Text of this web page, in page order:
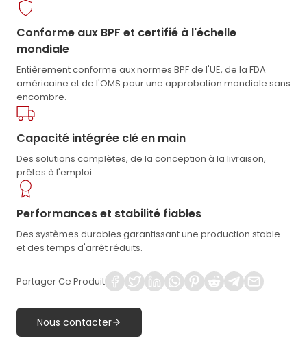
Conforme aux BPF et certifié à l'échelle
mondiale
Entièrement conforme aux normes BPF de l'UE, de la FDA
américaine et de l'OMS pour une approbation mondiale sans
encombre.
Capacité intégrée clé en main
Des solutions complètes, de la conception à la livraison,
prêtes à l'emploi.
Performances et stabilité fiables
Des systèmes durables garantissant une production stable
et des temps d'arrêt réduits.
Partager Ce Produit
Nous contacter